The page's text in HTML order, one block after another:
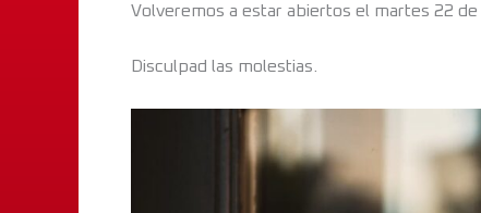
Volveremos a estar abiertos el martes 22
Disculpad las molestias.